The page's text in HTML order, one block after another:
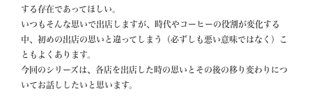
する存在であってほしい。
いつもそんな思いで出店しますが、時代やコーヒーの役割が変化する
中、初めの出店の思いと違ってしまう（必ずしも悪い意味ではなく）こ
ともよくあります。
今回のシリーズは、各店を出店した時の思いとその後の移り変わりにつ
いてお話ししたいと思います。